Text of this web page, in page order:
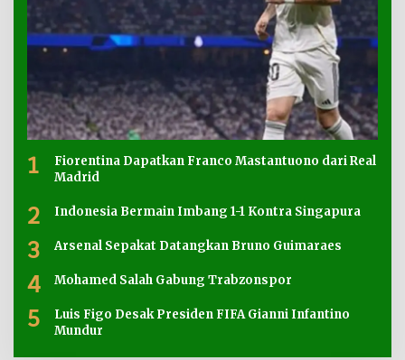
1
Fiorentina Dapatkan Franco Mastantuono dari Real
Madrid
2 Indonesia Bermain Imbang 1-1 Kontra Singapura
3 Arsenal Sepakat Datangkan Bruno Guimaraes
4 Mohamed Salah Gabung Trabzonspor
5
Luis Figo Desak Presiden FIFA Gianni Infantino
Mundur